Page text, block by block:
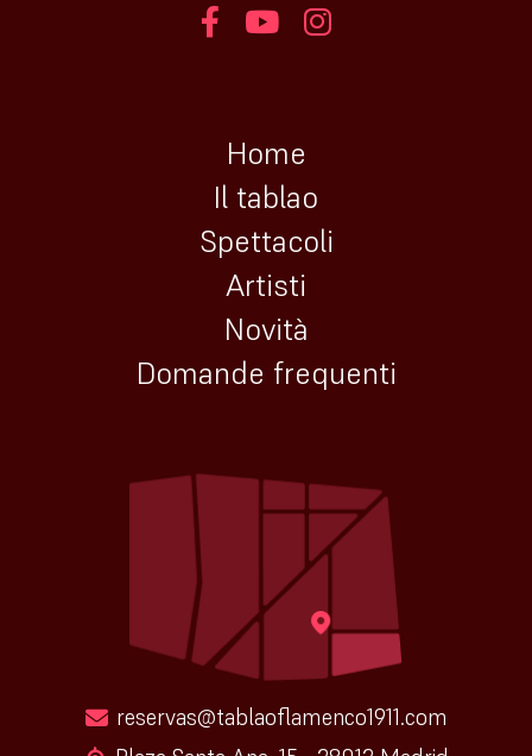
Home
Il tablao
Spettacoli
Artisti
Novità
Domande frequenti
reservas@tablaoflamenco1911.com